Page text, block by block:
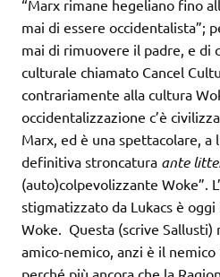
“Marx rimane hegeliano fino
mai di essere occidentalista”;
mai di rimuovere il padre, e di
culturale chiamato Cancel
contrariamente alla cultura
occidentalizzazione c’è
Marx, ed è una spettacolare, a
definitiva stroncatura ante
(auto)colpevolizzante Woke”.
stigmatizzato da Lukacs è
Woke. Questa (scrive Sallusti)
amico-nemico, anzi è il